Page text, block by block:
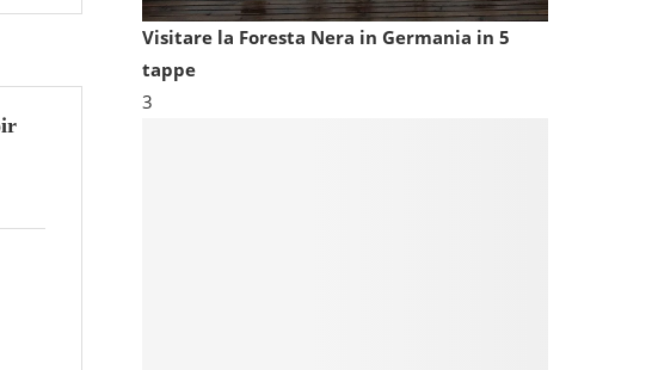
Visitare la Foresta Nera in Germania in 5
tappe
3